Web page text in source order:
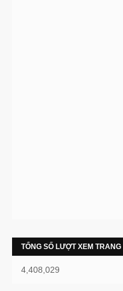
TỔNG SỐ LƯỢT XEM TRANG
4,408,029